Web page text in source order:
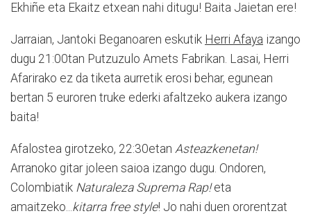
Ekhiñe eta Ekaitz etxean nahi ditugu! Baita Jaietan ere!
Jarraian, Jantoki Beganoaren eskutik Herri Afaya izango
dugu 21:00tan Putzuzulo Amets Fabrikan. Lasai, Herri
Afarirako ez da tiketa aurretik erosi behar, egunean
bertan 5 euroren truke ederki afaltzeko aukera izango
baita!
Afalostea girotzeko, 22:30etan Asteazkenetan!
Arranoko gitar joleen saioa izango dugu. Ondoren,
Colombiatik Naturaleza Suprema Rap!eta
amaitzeko... kitarra free style! Jo nahi duen ororentzat